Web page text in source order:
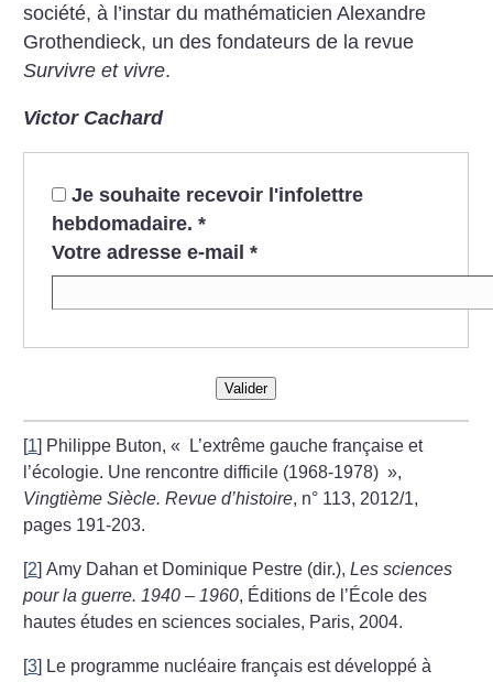
société, à l’instar du mathématicien Alexandre
Grothendieck, un des fondateurs de la revue
Survivre et vivre.
Victor Cachard
Je souhaite recevoir l'infolettre
hebdomadaire. *
Votre adresse e-mail *
Valider
[1] Philippe Buton, «
L’extrême gauche française et
l’écologie. Une rencontre difficile (1968-1978) »,
Vingtième Siècle. Revue d’histoire, n° 113, 2012/1,
pages 191-203.
[2]Amy Dahan et Dominique Pestre (dir.),Les sciences
pour la guerre. 1940 – 1960, Éditions de l’École des
hautes études en sciences sociales, Paris, 2004.
[3] Le programme nucléaire français est développé à